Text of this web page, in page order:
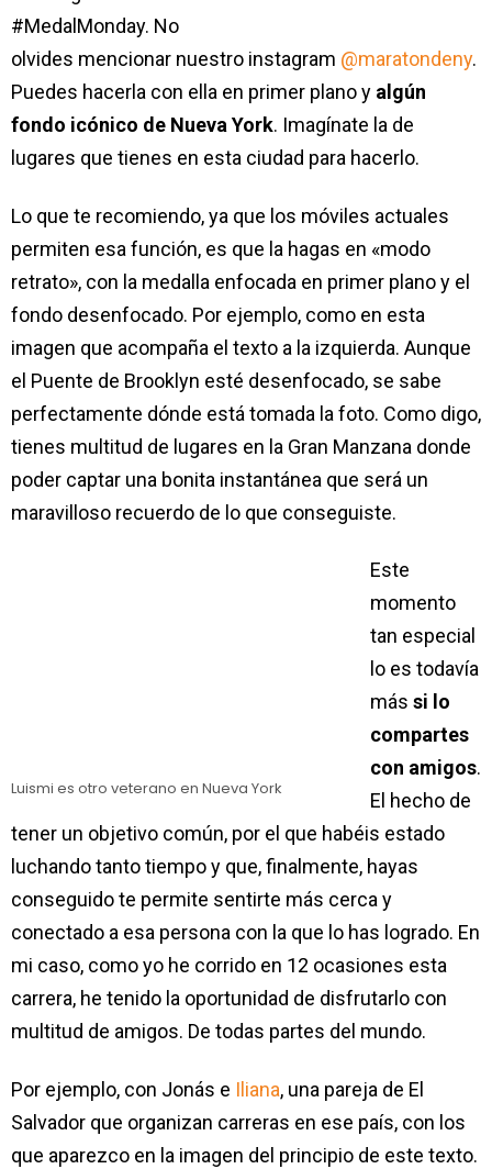
#MedalMonday. No
olvides mencionar nuestro instagram @maratondeny.
Puedes hacerla con ella en primer plano y algún
fondo icónico de Nueva York. Imagínate la de
lugares que tienes en esta ciudad para hacerlo.
Lo que te recomiendo, ya que los móviles actuales
permiten esa función, es que la hagas en «modo
retrato», con la medalla enfocada en primer plano y el
fondo desenfocado. Por ejemplo, como en esta
imagen que acompaña el texto a la izquierda. Aunque
el Puente de Brooklyn esté desenfocado, se sabe
perfectamente dónde está tomada la foto. Como digo,
tienes multitud de lugares en la Gran Manzana donde
poder captar una bonita instantánea que será un
maravilloso recuerdo de lo que conseguiste.
Luismi es otro veterano en Nueva York
Este
momento
tan especial
lo es todavía
más si lo
compartes
con amigos.
El hecho de
tener un objetivo común, por el que habéis estado
luchando tanto tiempo y que, finalmente, hayas
conseguido te permite sentirte más cerca y
conectado a esa persona con la que lo has logrado. En
mi caso, como yo he corrido en 12 ocasiones esta
carrera, he tenido la oportunidad de disfrutarlo con
multitud de amigos. De todas partes del mundo.
Por ejemplo, con Jonás e Iliana, una pareja de El
Salvador que organizan carreras en ese país, con los
que aparezco en la imagen del principio de este texto.